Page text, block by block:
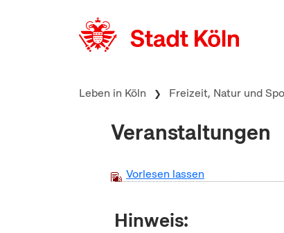
Leben in Köln Freizeit, Natur und
Veranstaltungen
Vorlesen lassen
Hinweis: